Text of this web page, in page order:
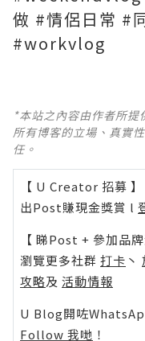
做 #情侶日常 #
#workvlog
*本站之內容由作者所
所有博客的立場、真實
任。
【 U Creator 招募 】
出Post賺現金獎賞 l
【 睇Post + 參加品牌
瀏覽更多社群 打卡 丶
攻略及 活動情報
U Blog開咗
Follow 我哋 ！